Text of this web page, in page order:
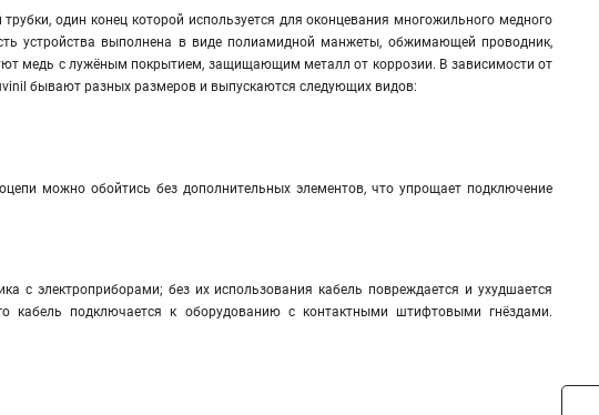
один конец которой используется для оконцевания многожильного медного
устройства выполнена в виде полиамидной манжеты, обжимающей проводник,
медь с лужёным покрытием, защищающим металл от коррозии. В зависимости от
бывают разных размеров и выпускаются следующих видов:
можно обойтись без дополнительных элементов, что упрощает подключение
с электроприборами; без их использования кабель повреждается и ухудшается
кабель подключается к оборудованию с контактными штифтовыми гнёздами.